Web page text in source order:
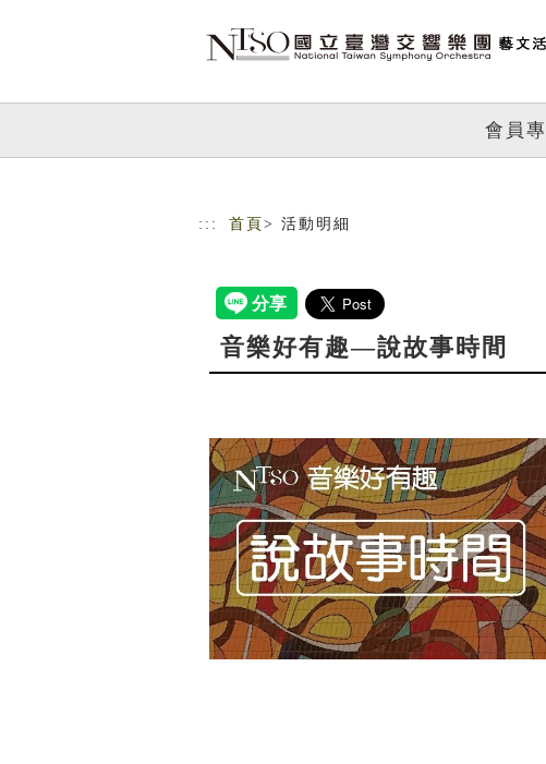
會員
::: 首頁 > 活動明細
音樂好有趣—說故事時間